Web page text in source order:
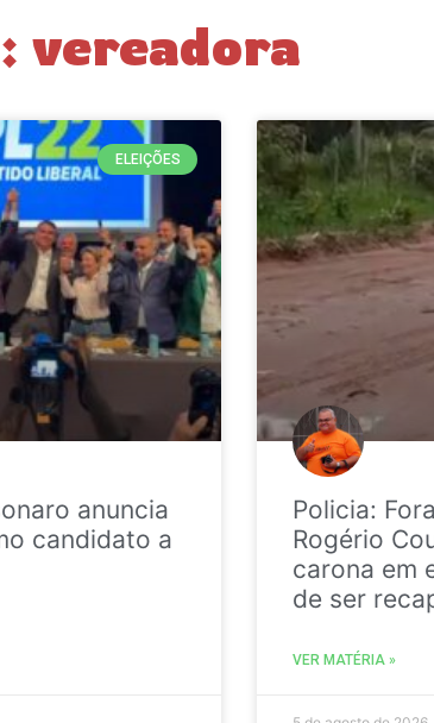
vereadora
ELEIÇÕES
anuncia
candidato a
Policia:
Rogério
carona em
de ser
VER MATÉRIA »